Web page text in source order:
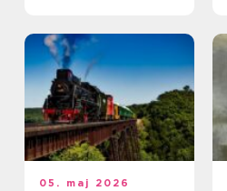
05. maj 2026